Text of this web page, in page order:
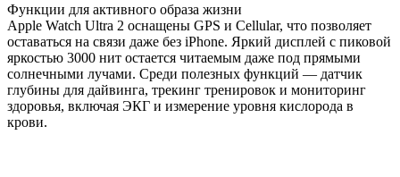
Функции для активного образа жизни
Apple Watch Ultra 2 оснащены GPS и Cellular, что позволяет
оставаться на связи даже без iPhone. Яркий дисплей с пиковой
яркостью 3000 нит остается читаемым даже под прямыми
солнечными лучами. Среди полезных функций — датчик
глубины для дайвинга, трекинг тренировок и мониторинг
здоровья, включая ЭКГ и измерение уровня кислорода в
крови.